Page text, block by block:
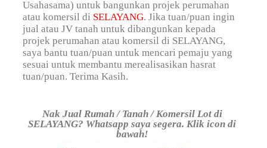
Usahasama) untuk bangunkan projek perumahan
atau komersil di SELAYANG. Jika tuan/puan ingin
jual atau JV tanah untuk dibangunkan kepada
projek perumahan atau komersil di SELAYANG,
saya bantu tuan/puan untuk mencari pemaju yang
sesuai untuk membantu merealisasikan hasrat
tuan/puan. Terima Kasih.
Nak Jual Rumah / Tanah / Komersil Lot di
SELAYANG? Whatsapp saya segera. Klik icon di
bawah!